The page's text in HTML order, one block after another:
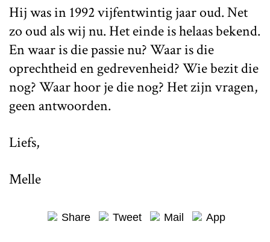
Hij was in 1992 vijfentwintig jaar oud. Net
zo oud als wij nu. Het einde is helaas bekend.
En waar is die passie nu? Waar is die
oprechtheid en gedrevenheid? Wie bezit die
nog? Waar hoor je die nog? Het zijn vragen,
geen antwoorden.
Liefs,
Melle
Share Tweet Mail App